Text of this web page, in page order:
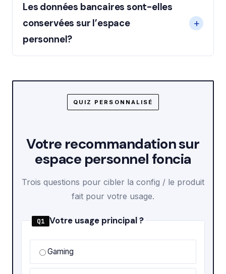
Les données bancaires sont-elles
conservées sur l’espace
personnel?
QUIZ PERSONNALISÉ
Votre recommandation sur
espace personnel foncia
Trois questions pour cibler la config / le produit
fait pour votre usage.
Q1 Votre usage principal ?
Gaming